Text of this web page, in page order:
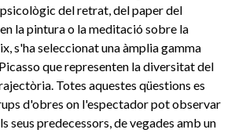
del retrat, del paper del
la pintura o la meditació sobre la
s'ha seleccionat una àmplia gamma
que representen la diversitat del
Totes aquestes qüestions es
d'obres on l'espectador pot observar
seus predecessors, de vegades amb un